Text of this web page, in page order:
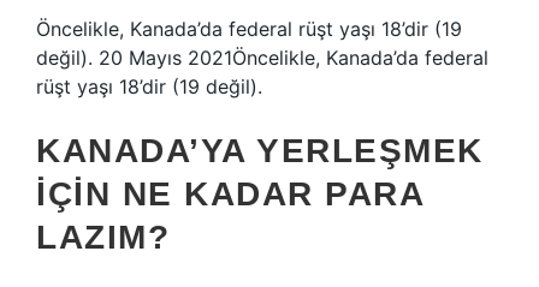
Öncelikle, Kanada’da federal rüşt yaşı 18’dir (19
değil). 20 Mayıs 2021Öncelikle, Kanada’da federal
rüşt yaşı 18’dir (19 değil).
KANADA’YA YERLEŞMEK
IÇIN NE KADAR PARA
LAZIM?